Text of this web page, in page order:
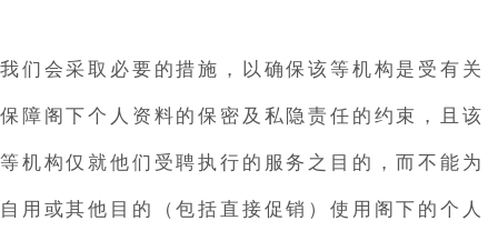
我们会采取必要的措施，以确保该等机构是受有关
保障阁下个人资料的保密及私隐责任的约束，且该
等机构仅就他们受聘执行的服务之目的，而不能为
自用或其他目的（包括直接促销）使用阁下的个人